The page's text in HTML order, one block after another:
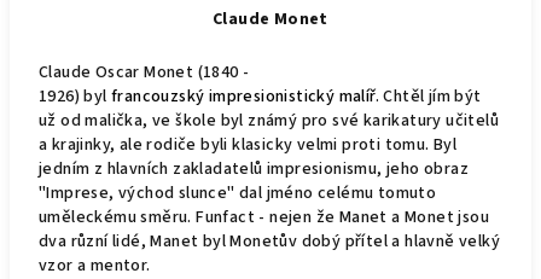
Claude Monet
Claude Oscar Monet (1840 -
1926) byl francouzský impresionistický malíř. Chtěl jím být
už od malička, ve škole byl známý pro své karikatury učitelů
a krajinky, ale rodiče byli klasicky velmi proti tomu. Byl
jedním z hlavních zakladatelů impresionismu, jeho obraz
"Imprese, východ slunce" dal jméno celému tomuto
uměleckému směru.Funfact - nejen že Manet a Monet jsou
dva různí lidé, Manet byl Monetův dobý přítel a hlavně velký
vzor a mentor.